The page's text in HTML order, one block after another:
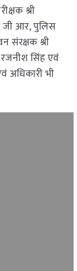
श्री
जी आर, पुलिस
संरक्षक श्री
रजनीश सिंह एवं
अधिकारी भी